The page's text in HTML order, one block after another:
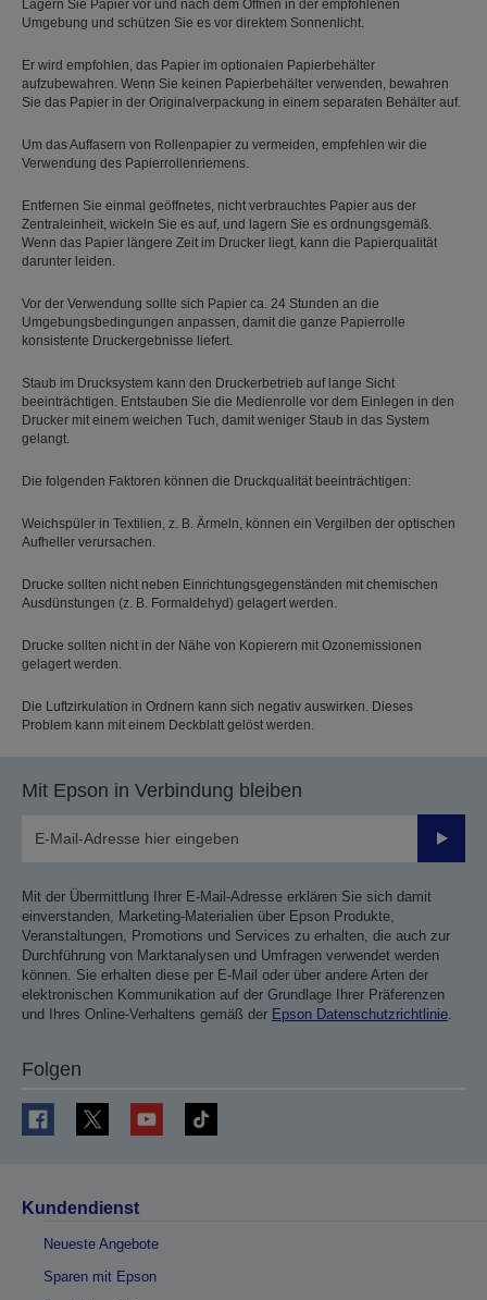
Lagern Sie Papier vor und nach dem Öffnen in der empfohlenen
Umgebung und schützen Sie es vor direktem Sonnenlicht.
Er wird empfohlen, das Papier im optionalen Papierbehälter
aufzubewahren. Wenn Sie keinen Papierbehälter verwenden, bewahren
Sie das Papier in der Originalverpackung in einem separaten Behälter auf.
Um das Auffasern von Rollenpapier zu vermeiden, empfehlen wir die
Verwendung des Papierrollenriemens.
Entfernen Sie einmal geöffnetes, nicht verbrauchtes Papier aus der
Zentraleinheit, wickeln Sie es auf, und lagern Sie es ordnungsgemäß.
Wenn das Papier längere Zeit im Drucker liegt, kann die Papierqualität
darunter leiden.
Vor der Verwendung sollte sich Papier ca. 24 Stunden an die
Umgebungsbedingungen anpassen, damit die ganze Papierrolle
konsistente Druckergebnisse liefert.
Staub im Drucksystem kann den Druckerbetrieb auf lange Sicht
beeinträchtigen. Entstauben Sie die Medienrolle vor dem Einlegen in den
Drucker mit einem weichen Tuch, damit weniger Staub in das System
gelangt.
Die folgenden Faktoren können die Druckqualität beeinträchtigen:
Weichspüler in Textilien, z. B. Ärmeln, können ein Vergilben der optischen
Aufheller verursachen.
Drucke sollten nicht neben Einrichtungsgegenständen mit chemischen
Ausdünstungen (z. B. Formaldehyd) gelagert werden.
Drucke sollten nicht in der Nähe von Kopierern mit Ozonemissionen
gelagert werden.
Die Luftzirkulation in Ordnern kann sich negativ auswirken. Dieses
Problem kann mit einem Deckblatt gelöst werden.
Mit Epson in Verbindung bleiben
Mit der Übermittlung Ihrer E-Mail-Adresse erklären Sie sich damit
einverstanden, Marketing-Materialien über Epson Produkte,
Veranstaltungen, Promotions und Services zu erhalten, die auch zur
Durchführung von Marktanalysen und Umfragen verwendet werden
können. Sie erhalten diese per E-Mail oder über andere Arten der
elektronischen Kommunikation auf der Grundlage Ihrer Präferenzen
und Ihres Online-Verhaltens gemäß der Epson Datenschutzrichtlinie
Folgen
Kundendienst
Neueste Angebote
Sparen mit Epson